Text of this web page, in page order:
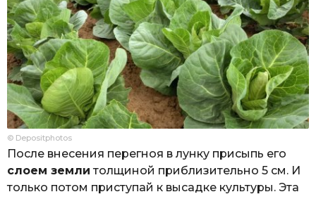
© Depositphotos
После внесения перегноя в лунку присыпь его
слоем земли толщиной приблизительно 5 см. И
только потом приступай к высадке культуры. Эта